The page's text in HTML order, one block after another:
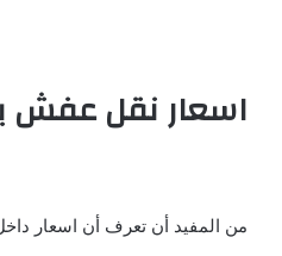
اسعار نقل عفش
من المفيد أن تعرف أن اسعار داخل